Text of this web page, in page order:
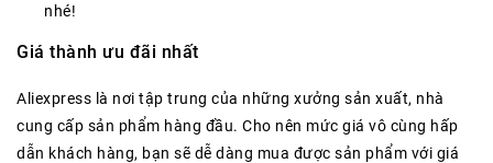
nhé!
Giá thành ưu đãi nhất
Aliexpress là nơi tập trung của những xưởng sản xuất, nhà
cung cấp sản phẩm hàng đầu. Cho nên mức giá vô cùng hấp
dẫn khách hàng, bạn sẽ dễ dàng mua được sản phẩm với giá